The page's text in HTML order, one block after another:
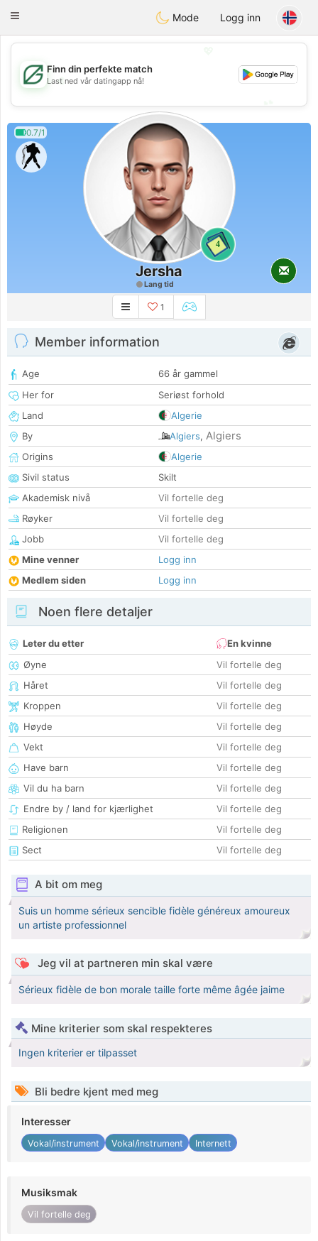
GulfDating
Toggle
Mode Logg inn
💖
💕
Finn din perfekte match
Last ned vår datingapp nå!
0.7/1
4
Jersha
Lang tid
1
Member information
Age
66 år gammel
Her for
Seriøst forhold
Land
Algerie
By
Algiers, Algiers
Origins
Algerie
Sivil status
Skilt
Akademisk nivå
Vil fortelle deg
Røyker
Vil fortelle deg
Jobb
Vil fortelle deg
Mine venner
Logg inn
Medlem siden
Logg inn
Noen flere detaljer
Leter du etter
En kvinne
Øyne
Vil fortelle deg
Håret
Vil fortelle deg
Kroppen
Vil fortelle deg
Høyde
Vil fortelle deg
Vekt
Vil fortelle deg
Have barn
Vil fortelle deg
Vil du ha barn
Vil fortelle deg
Endre by / land for kjærlighet
Vil fortelle deg
Religionen
Vil fortelle deg
Sect
Vil fortelle deg
A bit om meg
Suis un homme sérieux sencible fidèle généreux amoureux
un artiste professionnel
Jeg vil at partneren min skal være
Sérieux fidèle de bon morale taille forte même âgée jaime
Mine kriterier som skal respekteres
Ingen kriterier er tilpasset
Bli bedre kjent med meg
Interesser
Vokal/instrument Vokal/instrument Internett
Musiksmak
Vil fortelle deg